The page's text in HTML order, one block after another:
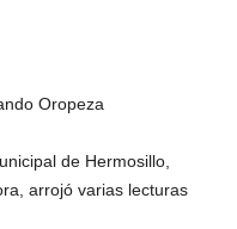
Oropeza
de Hermosillo,
arrojó varias lecturas